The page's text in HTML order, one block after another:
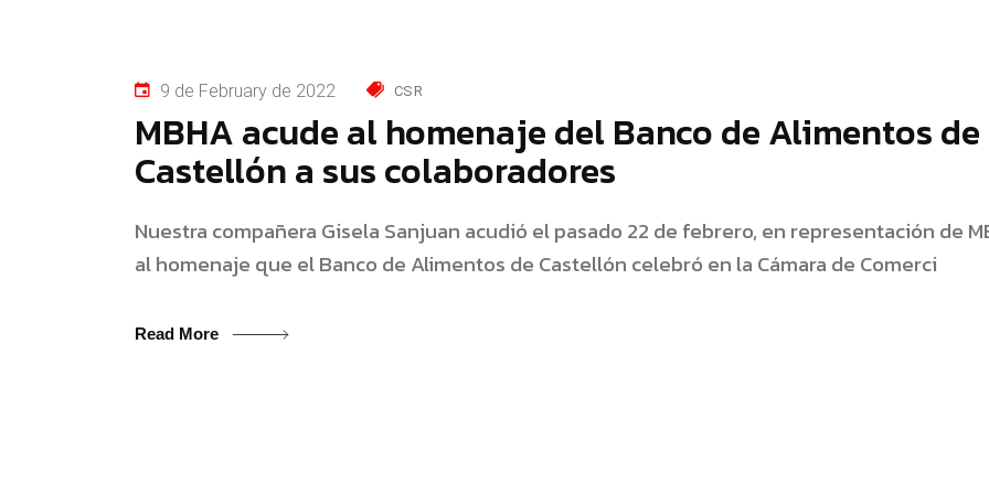
9 de February de 2022 CSR
MBHA acude al homenaje del Banco de Alimentos de
Castellón a sus colaboradores
Nuestra compañera Gisela Sanjuan acudió el pasado 22 de febrero, en representación de
al homenaje que el Banco de Alimentos de Castellón celebró en la Cámara de Comerci
Read More